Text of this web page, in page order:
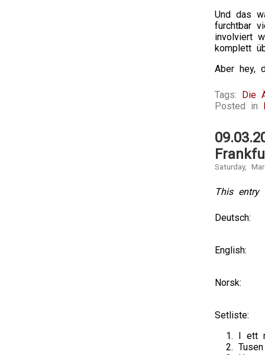
Und das
furchtbar
involviert
komplett
Aber hey,
Tags: Die
Posted in
Saturday,
This entry
Deutsch:
English:
Norsk:
Setliste:
I ett